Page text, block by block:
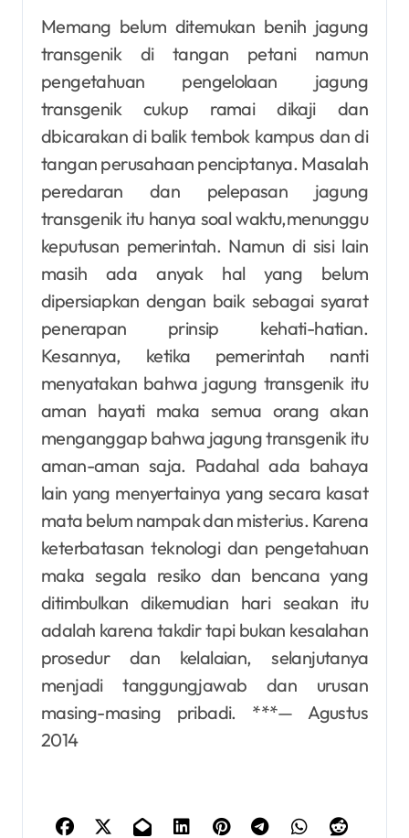
Memang belum ditemukan benih jagung
transgenik di tangan petani namun
pengetahuan pengelolaan jagung
transgenik cukup ramai dikaji dan
dbicarakan di balik tembok kampus dan di
tangan perusahaan penciptanya. Masalah
peredaran dan pelepasan jagung
transgenik itu hanya soal waktu,menunggu
keputusan pemerintah. Namun di sisi lain
masih ada anyak hal yang belum
dipersiapkan dengan baik sebagai syarat
penerapan prinsip kehati-hatian.
Kesannya, ketika pemerintah nanti
menyatakan bahwa jagung transgenik itu
aman hayati maka semua orang akan
menganggap bahwa jagung transgenik itu
aman-aman saja. Padahal ada bahaya
lain yang menyertainya yang secara kasat
mata belum nampak dan misterius. Karena
keterbatasan teknologi dan pengetahuan
maka segala resiko dan bencana yang
ditimbulkan dikemudian hari seakan itu
adalah karena takdir tapi bukan kesalahan
prosedur dan kelalaian, selanjutanya
menjadi tanggungjawab dan urusan
masing-masing pribadi. ***— Agustus
2014